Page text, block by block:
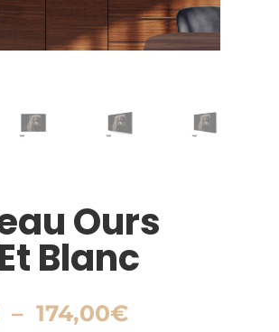
Ours
Blanc
– 174,00€Plage